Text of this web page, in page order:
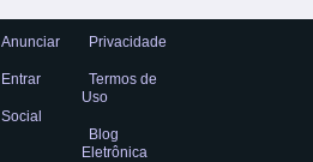
Anunciar
Entrar
Social
Privacidade
Termos de
Uso
Blog
Eletrônica